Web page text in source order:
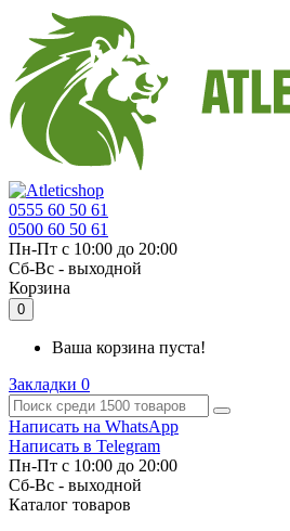
0555 60 50 61
0500 60 50 61
Пн-Пт с 10:00 до 20:00
Cб-Вс - выходной
Корзина
0
Ваша корзина пуста!
Закладки 0
Написать на WhatsApp
Написать в Telegram
Пн-Пт с 10:00 до 20:00
Cб-Вс - выходной
Каталог товаров